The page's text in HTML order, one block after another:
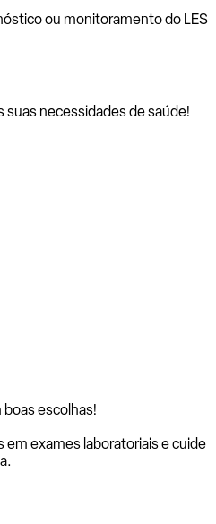
ou monitoramento do LES
suas necessidades de saúde!
boas escolhas!
exames laboratoriais e cuide